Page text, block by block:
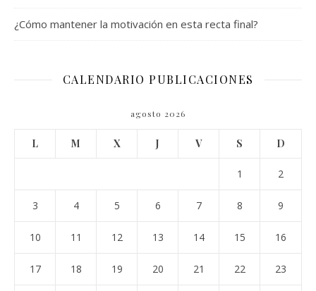
¿Cómo mantener la motivación en esta recta final?
CALENDARIO PUBLICACIONES
agosto 2026
L M X J V S D
1 2
3 4 5 6 7 8 9
10 11 12 13 14 15 16
17 18 19 20 21 22 23